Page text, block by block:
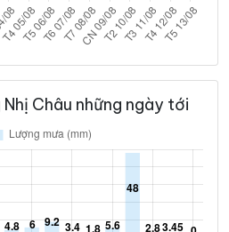
Châu những ngày tới